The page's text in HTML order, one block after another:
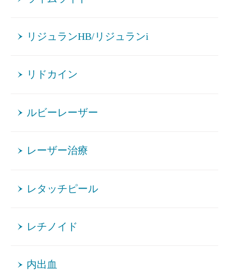
リジュランHB/リジュランi
リドカイン
ルビーレーザー
レーザー治療
レタッチピール
レチノイド
内出血